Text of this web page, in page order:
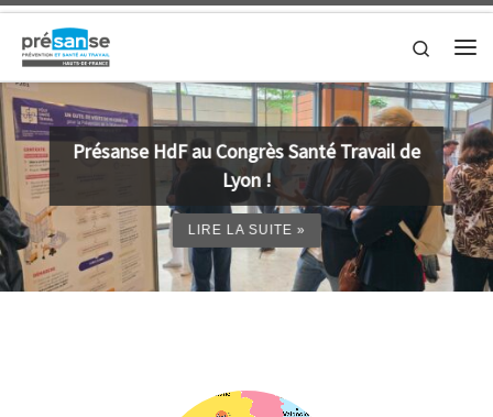
Skip to content
Search
Présanse HdF au Congrès Santé Travail de
Lyon !
LIRE LA SUITE »